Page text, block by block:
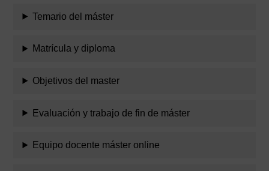
Temario del máster
Matrícula y diploma
Objetivos del master
Evaluación y trabajo de fin de máster
Equipo docente máster online